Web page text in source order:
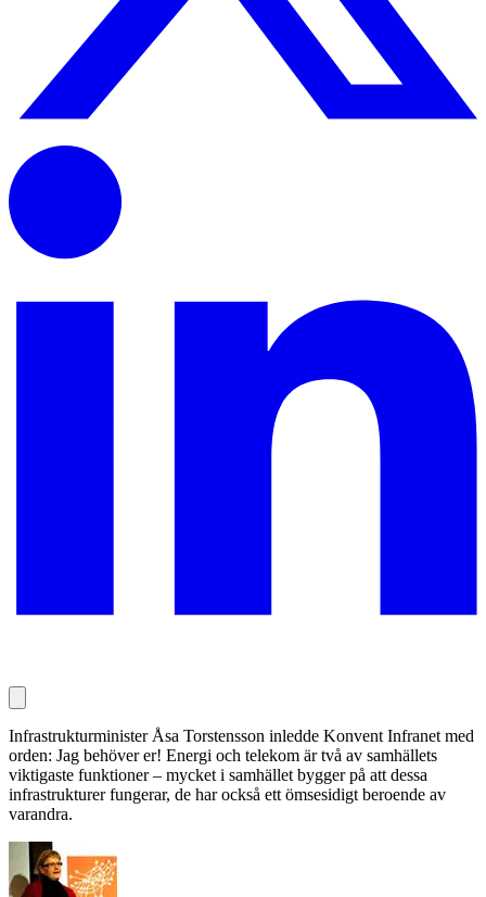
Infrastrukturminister Åsa Torstensson inledde Konvent Infranet med
orden: Jag behöver er! Energi och telekom är två av samhällets
viktigaste funktioner – mycket i samhället bygger på att dessa
infrastrukturer fungerar, de har också ett ömsesidigt beroende av
varandra.